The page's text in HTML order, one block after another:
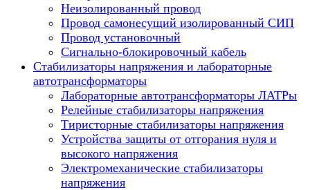
Неизолированный провод
Провод самонесущий изолированный СИП
Провод установочный
Сигнально-блокировочный кабель
Стабилизаторы напряжения и лабораторные
автотрансформаторы
Лабораторные автотрансформаторы ЛАТРы
Релейные стабилизаторы напряжения
Тиристорные стабилизаторы напряжения
Устройства защиты от отгорания нуля и
высокого напряжения
Электромеханические стабилизаторы
напряжения